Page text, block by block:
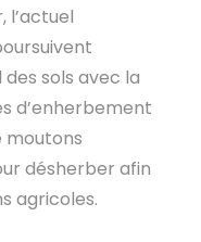
l’actuel
sols avec la
d’enherbement
moutons
désherber afin
agricoles.